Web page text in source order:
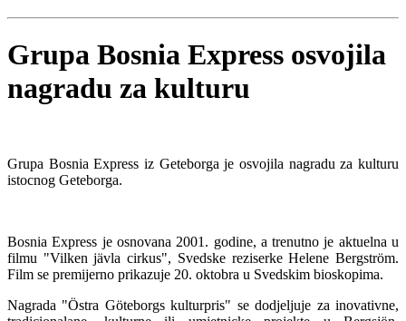
Grupa Bosnia Express osvojila
nagradu za kulturu
Grupa Bosnia Express iz Geteborga je osvojila nagradu za kulturu
istocnog Geteborga.
Bosnia Express je osnovana 2001. godine, a trenutno je aktuelna u
filmu "Vilken jävla cirkus", Svedske reziserke Helene Bergström.
Film se premijerno prikazuje 20. oktobra u Svedskim bioskopima.
Nagrada "Östra Göteborgs kulturpris" se dodjeljuje za inovativne,